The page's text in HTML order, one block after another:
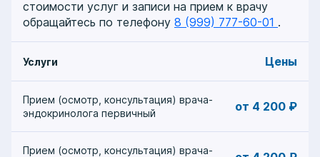
стоимости услуг и записи на прием к врачу
обращайтесь по телефону 8 (999) 777-60-01 .
Услуги Цены
Прием (осмотр, консультация) врача-
эндокринолога первичный
от 4 200 ₽
Прием (осмотр, консультация) врача-